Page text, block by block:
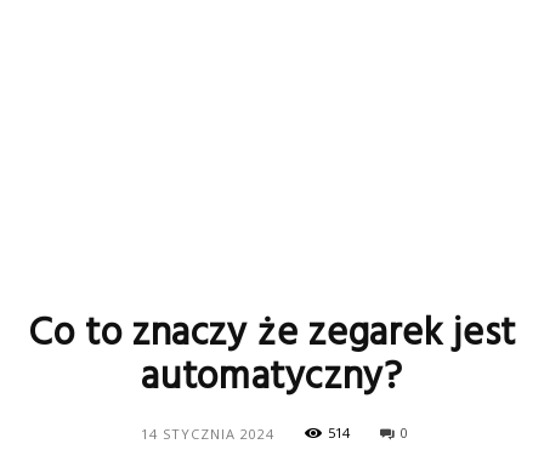
Co to znaczy że zegarek jest
automatyczny?
14 STYCZNIA 2024 514 0